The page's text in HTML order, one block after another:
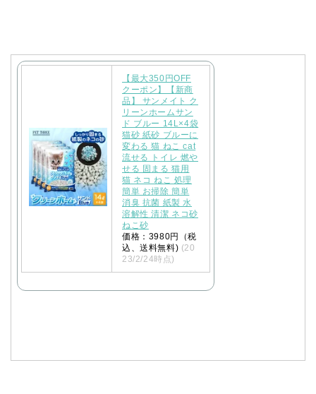
【最大350円OFF
クーポン】【新商
品】 サンメイト ク
リーンホームサン
ド ブルー 14L×4袋
猫砂 紙砂 ブルーに
変わる 猫 ねこ cat
流せる トイレ 燃や
せる 固まる 猫用
猫 ネコ ねこ 処理
簡単 お掃除 簡単
消臭 抗菌 紙製 水
溶解性 清潔 ネコ砂
ねこ砂
価格：3980円（税
込、送料無料) (20
23/2/24時点)